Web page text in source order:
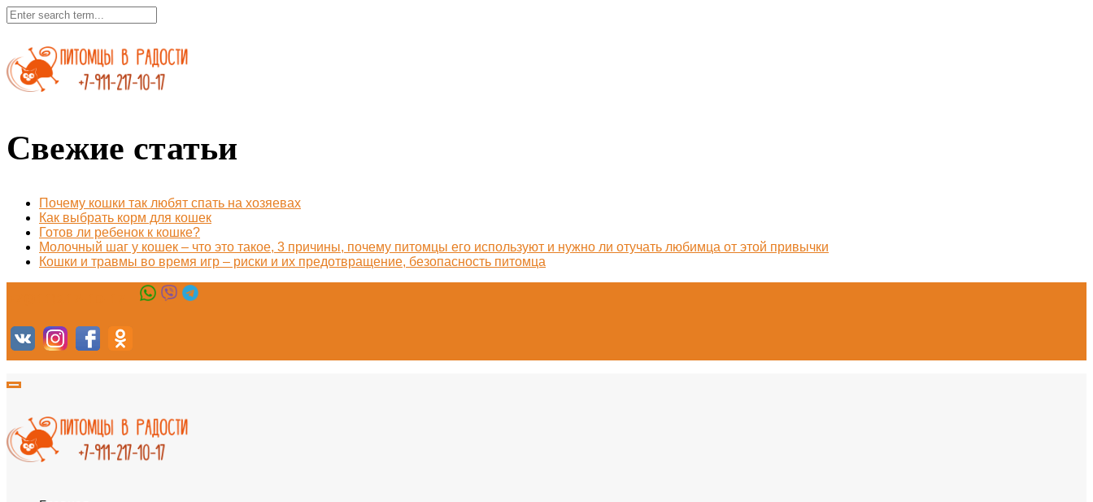
Свежие статьи
Почему кошки так любят спать на хозяевах
Как выбрать корм для кошек
Готов ли ребенок к кошке?
Молочный шаг у кошек – что это такое, 3 причины, почему питомцы его используют и нужно ли отучать любимца от этой привычки
Кошки и травмы во время игр – риски и их предотвращение, безопасность питомца